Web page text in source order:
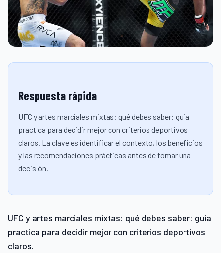
Respuesta rápida
UFC y artes marciales mixtas: qué debes saber: guia
practica para decidir mejor con criterios deportivos
claros. La clave es identificar el contexto, los beneficios
y las recomendaciones prácticas antes de tomar una
decisión.
UFC y artes marciales mixtas: qué debes saber: guia
practica para decidir mejor con criterios deportivos
claros.